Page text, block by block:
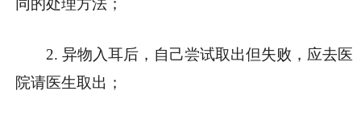
同的处理方法；
2. 异物入耳后，自己尝试取出但失败，应去医
院请医生取出；